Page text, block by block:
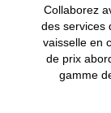
Collaborez
des services
vaisselle en
de prix
gamme